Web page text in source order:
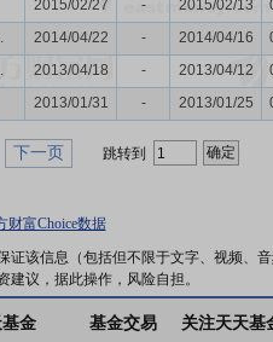
2015/02/27 - 2015/02/13
2014/04/22 - 2014/04/16
2013/04/18 - 2013/04/12
2013/01/31 - 2013/01/25
下一页 跳转到
财富Choice数据
该信息（包括但不限于文字、视频、
议，据此操作，风险自担。
金 基金交易 关注天天基